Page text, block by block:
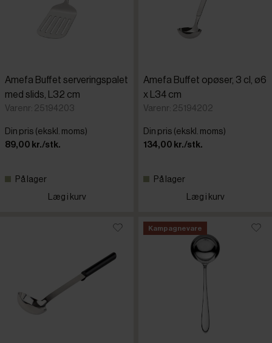
Amefa Buffet serveringspalet
med slids, L32 cm
Varenr: 25194203
Din pris (ekskl. moms)
89,00 kr./stk.
På lager
Læg i kurv
Amefa Buffet opøser, 3 cl, ø6
x L34 cm
Varenr: 25194202
Din pris (ekskl. moms)
134,00 kr./stk.
På lager
Læg i kurv
Kampagnevare